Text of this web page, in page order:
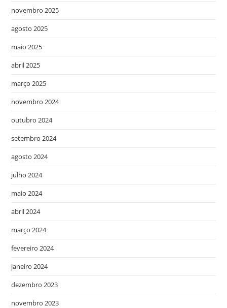
novembro 2025
agosto 2025
maio 2025
abril 2025
março 2025
novembro 2024
outubro 2024
setembro 2024
agosto 2024
julho 2024
maio 2024
abril 2024
março 2024
fevereiro 2024
janeiro 2024
dezembro 2023
novembro 2023